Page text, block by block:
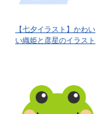
【七夕イラスト】かわい
い織姫と彦星のイラスト